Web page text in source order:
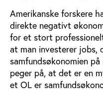
Amerikanske forskere
direkte negativt
for et stort
at man investerer jobs,
samfundsøkonomien
peger på, at det er en
et OL er